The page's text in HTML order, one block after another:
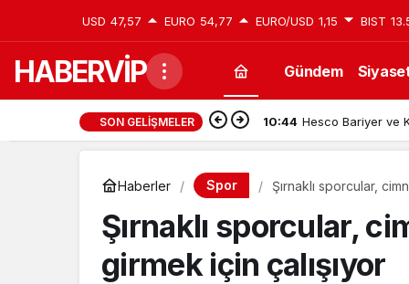
USD 47,57 EURO 54,77 EURO/USD 1,15 BIST
HABERVİP Gündem
SON GELIŞMELER 10:45 Van Edremit
Haberler Spor Şırnaklı sporcular,
Şırnaklı sporcular,
girmek için çalışıyor